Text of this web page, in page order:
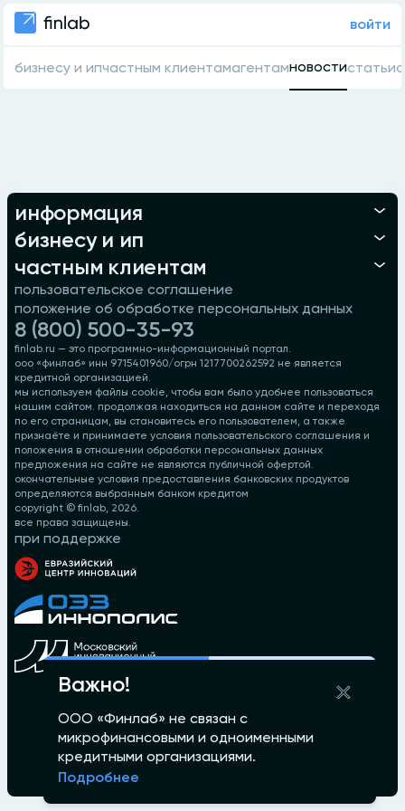
войти
бизнесу и ипчастным клиентамагентамновостистатьи
информация
бизнесу и ип
частным клиентам
пользовательское соглашение
положение об обработке персональных данных
8 (800) 500-35-93
finlab.ru — это программно-информационный портал.
ооо «финлаб» инн 9715401960/огрн 1217700262592 не является
кредитной организацией.
мы используем файлы cookie, чтобы вам было удобнее пользоваться
нашим сайтом. продолжая находиться на данном сайте и переходя
по его страницам, вы становитесь его пользователем, а также
признаёте и принимаете условия пользовательского соглашения и
положения в отношении обработки персональных данных
предложения на сайте не являются публичной офертой.
окончательные условия предоставления банковских продуктов
определяются выбранным банком кредитом
copyright © finlab, 2026.
все права защищены.
при поддержке
Важно!
ООО «Финлаб» не связан с
микрофинансовыми и одноименными
кредитными организациями.
Подробнее